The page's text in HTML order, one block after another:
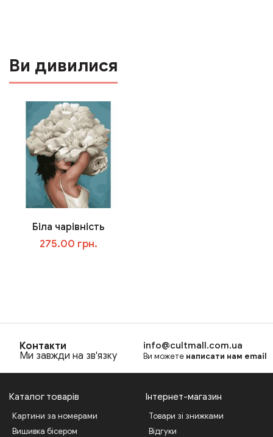
Ви дивилися
Біла чарівність
275.00 грн.
Контакти
Ми завжди на зв'язку
info@cultmall.com.ua
Ви можете написати нам email
Каталог товарів
Картини за номерами
Вишивка бісером
Інтернет-магазин
Товари зі знижками
Відгуки